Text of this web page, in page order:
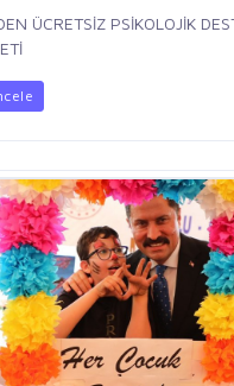
ÜCRETSİZ PSİKOLOJİK